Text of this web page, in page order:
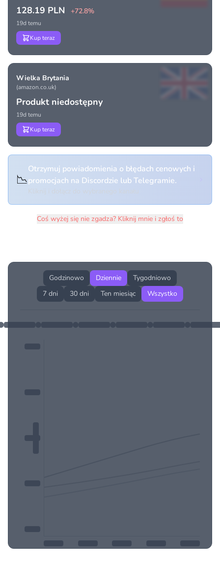
128.19 PLN +72.8%
19d temu
Kup teraz
Wielka Brytania
(amazon.co.uk)
Produkt niedostępny
19d temu
Kup teraz
📉
Otrzymuj powiadomienia o błędach cenowych i
promocjach na Discordzie lub Telegramie.
Coś wyżej się nie zgadza? Kliknij mnie i zgłoś to
Godzinowo Dziennie
Tygodniowo
7 dni
30 dni Ten miesiąc Wszystko